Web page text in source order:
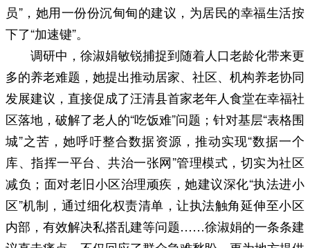
员”，她用一份份沉甸甸的建议，为居民的幸福生活按
下了“加速键”。
调研中，徐淑娟敏锐捕捉到随着人口老龄化带来更
多的养老难题，她提出推动居家、社区、机构养老协同
发展建议，直接促成了汪清县首家老年人食堂在幸福社
区落地，破解了老人的“吃饭难”问题；针对基层“表格围
城”之苦，她呼吁整合数据资源，推动实现“数据一个
库、指挥一平台、共治一张网”管理模式，切实为社区
减负；面对老旧小区治理顽疾，她建议深化“执法进小
区”机制，通过细化权责清单，让执法触角延伸至小区
内部，有效解决私搭乱建等问题……徐淑娟的一条条建